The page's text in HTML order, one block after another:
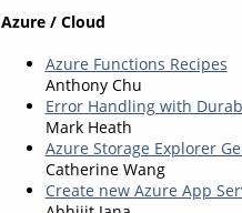
Azure / Cloud
Azure Functions Recipes
Anthony Chu
Error Handling with
Mark Heath
Azure Storage Explorer
Catherine Wang
Create new Azure App